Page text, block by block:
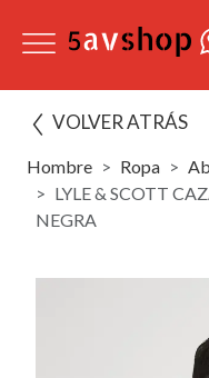
VOLVER ATRÁS
Hombre Ropa
LYLE & SCOTT
NEGRA